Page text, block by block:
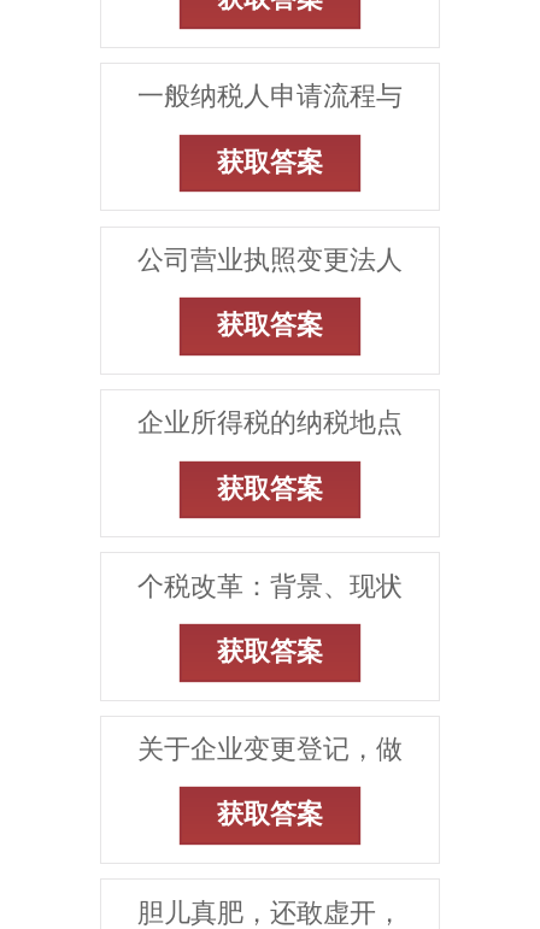
一般纳税人申请流程与
获取答案
公司营业执照变更法人
获取答案
企业所得税的纳税地点
获取答案
个税改革：背景、现状
获取答案
关于企业变更登记，做
获取答案
胆儿真肥，还敢虚开，